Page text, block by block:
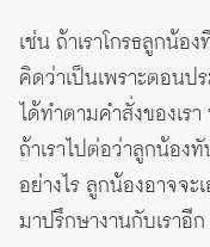
เช่น ถ้าเราโกรธลูกน้อ
คิดว่าเป็นเพราะตอนป
ได้ทำตามคำสั่งของเร
ถ้าเราไปต่อว่าลูกน้อง
อย่างไร ลูกน้องอาจจะ
มาปรึกษางานกับเราอีก